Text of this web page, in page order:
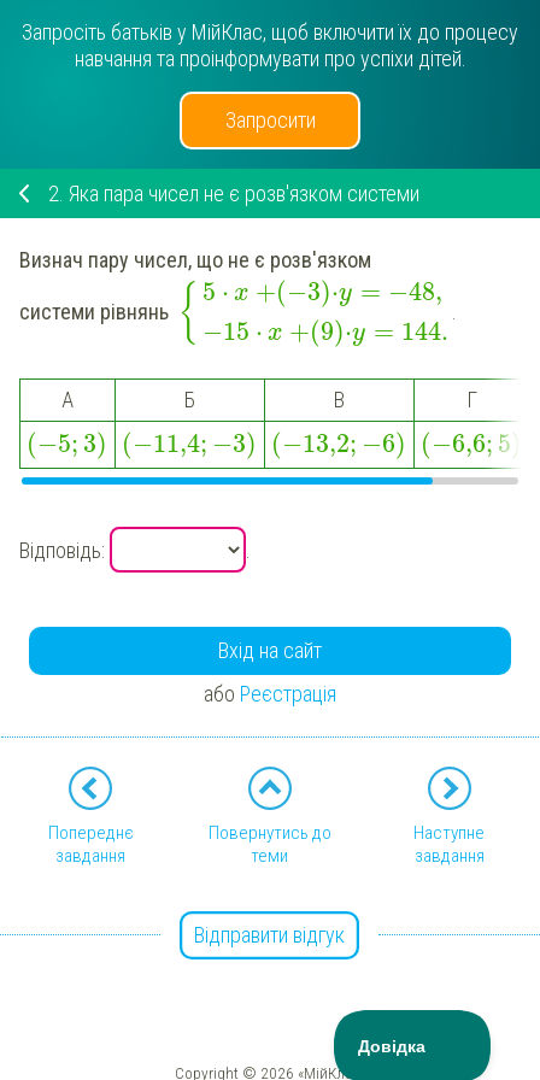
Запросіть батьків у МійКлас, щоб включити їх до процесу
навчання та проінформувати про успіхи дітей.
Запросити
2. Яка пара чисел не є розв'язком системи
Визнач пару чисел, що не є розв'язком
системи рівнянь { 5 ⋅ x +(−3)⋅y = −48,
−15 ⋅ x +(9)⋅y = 144.
A Б В Г
(−5; 3) (−11,4; −3) (−13,2; −6) (−6,6; 5)
Відповідь:
Вхід на сайт
або Реєстрація
Попереднє
завдання
Повернутись до
теми
Наступне
завдання
Відправити відгук
Copyright © 2026 «МійКлас»